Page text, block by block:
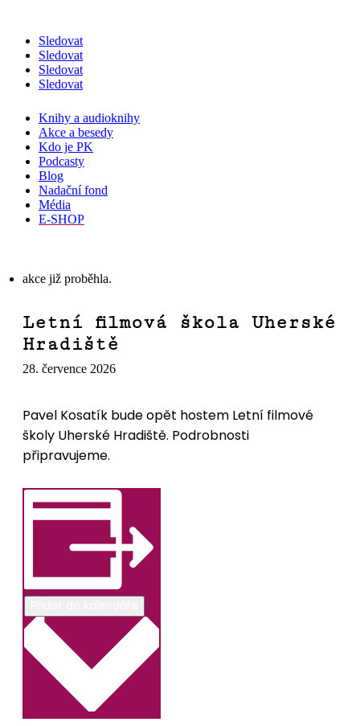
Sledovat
Sledovat
Sledovat
Sledovat
Knihy a audioknihy
Akce a besedy
Kdo je PK
Podcasty
Blog
Nadační fond
Média
E-SHOP
akce již proběhla.
Letní filmová škola Uherské
Hradiště
28. července 2026
Pavel Kosatík bude opět hostem Letní filmové
školy Uherské Hradiště. Podrobnosti
připravujeme.